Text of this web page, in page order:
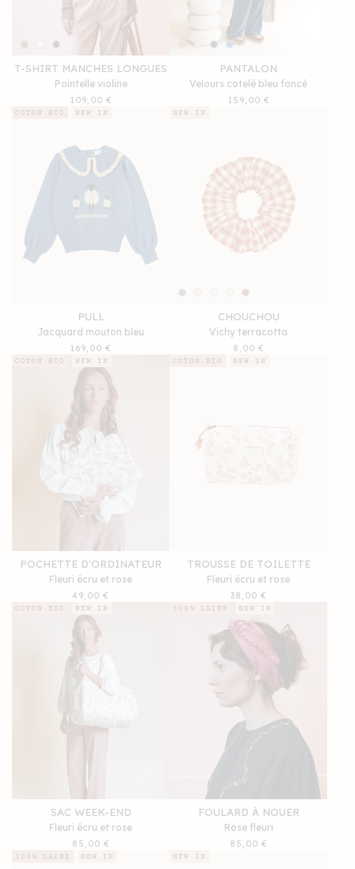
T-SHIRT MANCHES LONGUES
Pointelle violine
Prix
habituel
109,00 €
PANTALON
Velours cotelé bleu foncé
Prix
159,00 €
PULL
Jacquard mouton bleu
Prix
habituel
169,00 €
COTON BIO NEW IN
CHOUCHOU
Vichy terracotta
Prix
habituel
8,00 €
NEW IN
POCHETTE D'ORDINATEUR
Fleuri écru et rose
Prix
habituel
49,00 €
COTON BIO NEW IN
TROUSSE DE TOILETTE
Fleuri écru et rose
Prix
habituel
38,00 €
COTON BIO NEW IN
SAC WEEK-END
Fleuri écru et rose
Prix
habituel
85,00 €
COTON BIO NEW IN
FOULARD À NOUER
Rose fleuri
Prix
85,00 €
100% LAINE NEW IN
100% LAINE NEW IN NEW IN